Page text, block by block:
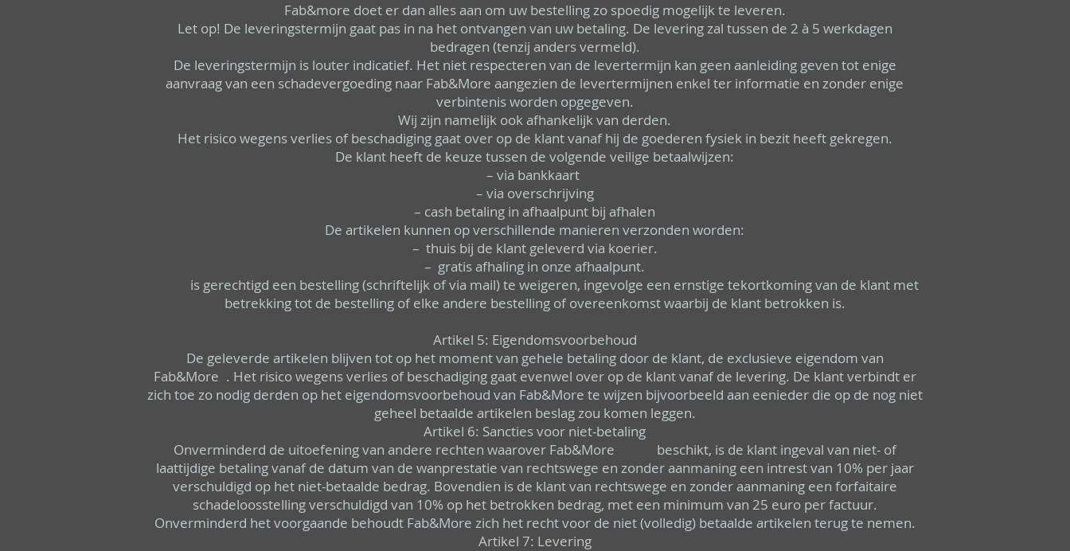
Fab&more doet er dan alles aan om uw bestelling zo spoedig mogelijk te leveren.
Let op! De leveringstermijn gaat pas in na het ontvangen van uw betaling. De levering zal tussen de 2 à 5 werkdagen
bedragen (tenzij anders vermeld).
De leveringstermijn is louter indicatief. Het niet respecteren van de levertermijn kan geen aanleiding geven tot enige
aanvraag van een schadevergoeding naar Fab&More aangezien de levertermijnen enkel ter informatie en zonder enige
verbintenis worden opgegeven.
Wij zijn namelijk ook afhankelijk van derden.
Het risico wegens verlies of beschadiging gaat over op de klant vanaf hij de goederen fysiek in bezit heeft gekregen.
De klant heeft de keuze tussen de volgende veilige betaalwijzen:
– via bankkaart
– via overschrijving
– cash betaling in afhaalpunt bij afhalen
De artikelen kunnen op verschillende manieren verzonden worden:
– thuis bij de klant geleverd via koerier.
– gratis afhaling in onze afhaalpunt.
is gerechtigd een bestelling (schriftelijk of via mail) te weigeren, ingevolge een ernstige tekortkoming van de klant met
betrekking tot de bestelling of elke andere bestelling of overeenkomst waarbij de klant betrokken is.
Artikel 5: Eigendomsvoorbehoud
De geleverde artikelen blijven tot op het moment van gehele betaling door de klant, de exclusieve eigendom van
Fab&More . Het risico wegens verlies of beschadiging gaat evenwel over op de klant vanaf de levering. De klant verbindt er
zich toe zo nodig derden op het eigendomsvoorbehoud van Fab&More te wijzen bijvoorbeeld aan eenieder die op de nog niet
geheel betaalde artikelen beslag zou komen leggen.
Artikel 6: Sancties voor niet-betaling
Onverminderd de uitoefening van andere rechten waarover Fab&More beschikt, is de klant ingeval van niet- of
laattijdige betaling vanaf de datum van de wanprestatie van rechtswege en zonder aanmaning een intrest van 10% per jaar
verschuldigd op het niet-betaalde bedrag. Bovendien is de klant van rechtswege en zonder aanmaning een forfaitaire
schadeloosstelling verschuldigd van 10% op het betrokken bedrag, met een minimum van 25 euro per factuur.
Onverminderd het voorgaande behoudt Fab&More zich het recht voor de niet (volledig) betaalde artikelen terug te nemen.
Artikel 7: Levering